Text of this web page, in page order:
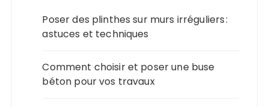
Poser des plinthes sur murs irréguliers :
astuces et techniques
Comment choisir et poser une buse
béton pour vos travaux